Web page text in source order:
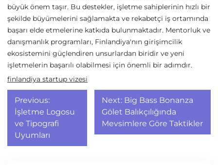
büyük önem taşır. Bu destekler, işletme sahiplerinin hızlı bir
şekilde büyümelerini sağlamakta ve rekabetçi iş ortamında
başarı elde etmelerine katkıda bulunmaktadır. Mentorluk ve
danışmanlık programları, Finlandiya'nın girişimcilik
ekosistemini güçlendiren unsurlardan biridir ve yeni
işletmelerin başarılı olabilmesi için önemli bir adımdır.
finlandiya startup vizesi
Yazı
gezinmesi
Previous:
İşletme Logosu
ve Tipografi
Uyumları
Next: Big Bass Bonanza
Gölet Balıkçılığında
Mevsimlere Göre Taktikler